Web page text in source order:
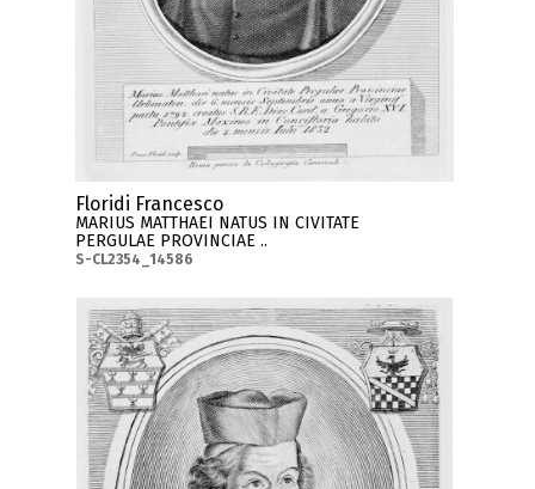
Floridi Francesco
MARIUS MATTHAEI NATUS IN CIVITATE
PERGULAE PROVINCIAE ..
S-CL2354_14586